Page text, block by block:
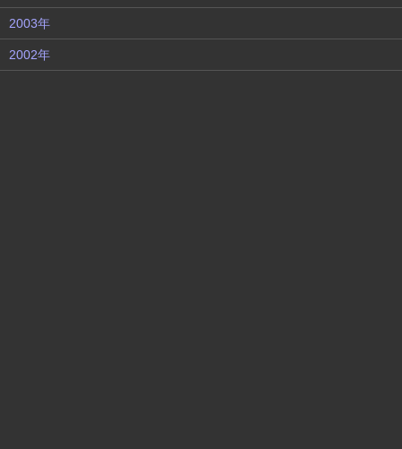
2003年
2002年